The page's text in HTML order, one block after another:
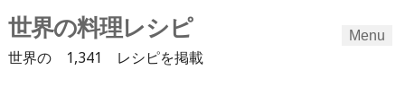
世界の料理レシピ
世界の 1,341 レシピを掲載
Menu